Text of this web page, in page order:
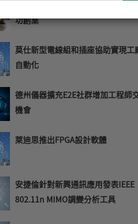
功創業
莫仕新型電線組和插座協助實現工
自動化
德州儀器擴充E2E社群增加工程師
機會
萊迪思推出FPGA設計軟體
安捷倫針對新興通訊應用發表IEEE
802.11n MIMO調變分析工具
您
E-
mail